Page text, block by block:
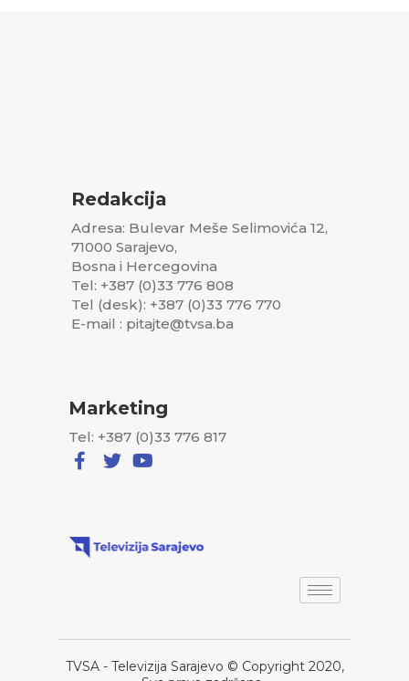
Redakcija
Adresa: Bulevar Meše Selimovića 12,
71000 Sarajevo,
Bosna i Hercegovina
Tel: +387 (0)33 776 808
Tel (desk): +387 (0)33 776 770
E-mail : pitajte@tvsa.ba
Marketing
Tel: +387 (0)33 776 817
TVSA - Televizija Sarajevo © Copyright 2020,